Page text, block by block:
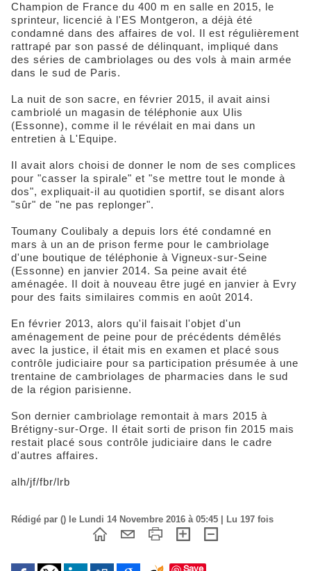
Champion de France du 400 m en salle en 2015, le
sprinteur, licencié à l'ES Montgeron, a déjà été
condamné dans des affaires de vol. Il est régulièrement
rattrapé par son passé de délinquant, impliqué dans
des séries de cambriolages ou des vols à main armée
dans le sud de Paris.
La nuit de son sacre, en février 2015, il avait ainsi
cambriolé un magasin de téléphonie aux Ulis
(Essonne), comme il le révélait en mai dans un
entretien à L'Equipe.
Il avait alors choisi de donner le nom de ses complices
pour "casser la spirale" et "se mettre tout le monde à
dos", expliquait-il au quotidien sportif, se disant alors
"sûr" de "ne pas replonger".
Toumany Coulibaly a depuis lors été condamné en
mars à un an de prison ferme pour le cambriolage
d'une boutique de téléphonie à Vigneux-sur-Seine
(Essonne) en janvier 2014. Sa peine avait été
aménagée. Il doit à nouveau être jugé en janvier à Evry
pour des faits similaires commis en août 2014.
En février 2013, alors qu'il faisait l'objet d'un
aménagement de peine pour de précédents démêlés
avec la justice, il était mis en examen et placé sous
contrôle judiciaire pour sa participation présumée à une
trentaine de cambriolages de pharmacies dans le sud
de la région parisienne.
Son dernier cambriolage remontait à mars 2015 à
Brétigny-sur-Orge. Il était sorti de prison fin 2015 mais
restait placé sous contrôle judiciaire dans le cadre
d'autres affaires.
alh/jf/fbr/lrb
Rédigé par () le Lundi 14 Novembre 2016 à 05:45 | Lu 197 fois
Save